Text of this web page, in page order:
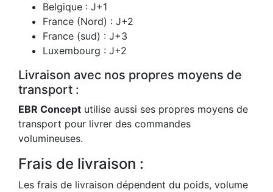
Belgique : J+1
France (Nord) : J+2
France (sud) : J+3
Luxembourg : J+2
Livraison avec nos propres moyens de
transport :
EBR Concept utilise aussi ses propres moyens de
transport pour livrer des commandes
volumineuses.
Frais de livraison :
Les frais de livraison dépendent du poids, volume